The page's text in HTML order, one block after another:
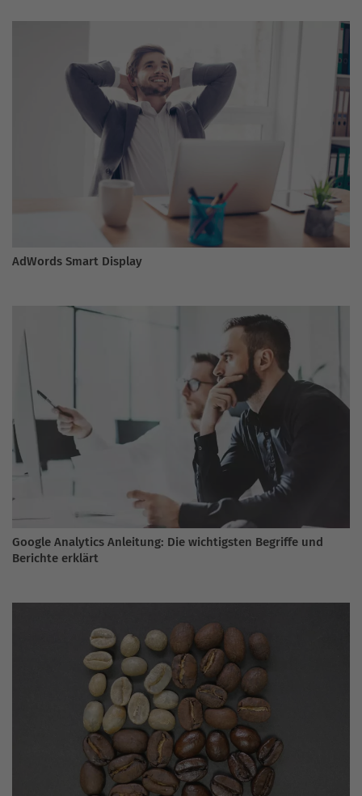
AdWords Smart Display
Google Analytics Anleitung: Die wichtigsten Begriffe und
Berichte erklärt